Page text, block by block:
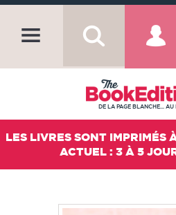
DE LA PAGE BLANCHE... AU
LES LIVRES SONT IMPRIMÉS
ACTUEL : 3 À 5